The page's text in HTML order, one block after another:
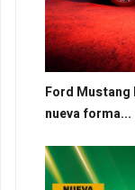
Ford Mustang
nueva forma...